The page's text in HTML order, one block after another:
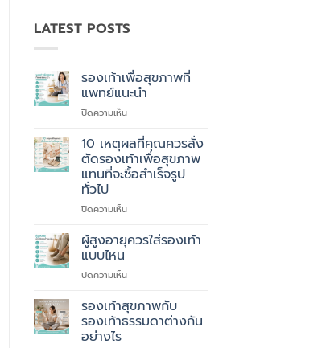
LATEST POSTS
รองเท้าเพื่อสุขภาพที่
แพทย์แนะนำ
ปิดความเห็นบน
เพื่อ
สุขภาพ
ที่
แพทย์
10 เหตุผลที่คุณควรสั่ง
ตัดรองเท้าเพื่อสุขภาพ
แทนที่จะซื้อสำเร็จรูป
ทั่วไป
ปิดความเห็นบน
เหตุผล
ที่
ควร
ตัด
รองเท้า
ผู้สูงอายุควรใส่รองเท้า
แบบไหน
ปิดความเห็นบน
สูง
อายุ
ควร
รองเท้าสุขภาพกับ
รองเท้าธรรมดาต่างกัน
อย่างไร